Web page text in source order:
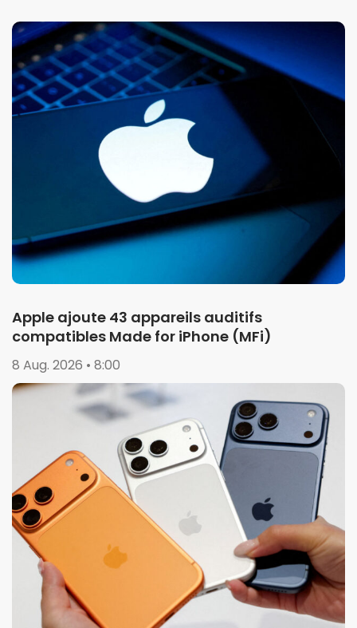
Apple ajoute 43 appareils auditifs
compatibles Made for iPhone (MFi)
8 Aug. 2026 • 8:00